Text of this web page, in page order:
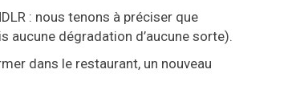
: nous tenons à préciser que
aucune dégradation d’aucune sorte).
dans le restaurant, un nouveau